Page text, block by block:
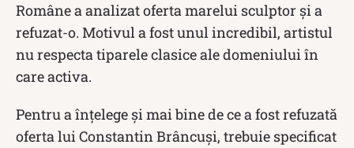
Române a analizat oferta marelui sculptor și a
refuzat-o. Motivul a fost unul incredibil, artistul
nu respecta tiparele clasice ale domeniului în
care activa.
Pentru a înțelege și mai bine de ce a fost refuzată
oferta lui Constantin Brâncuși, trebuie specificat